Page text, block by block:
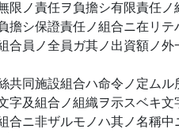
限ノ責任ヲ負擔シ有限責任
擔シ保證責任ノ組合ニ在リ
合員ノ全員ガ其ノ出資額ノ
共同施設組合ハ命令ノ定ム
字及組合ノ組織ヲ示スベキ
合ニ非ザルモノハ其ノ名稱